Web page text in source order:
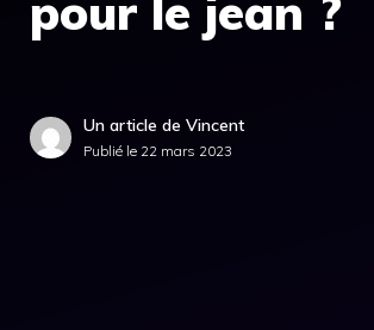
pour le jean ?
Un article de Vincent
Publié le 22 mars 2023